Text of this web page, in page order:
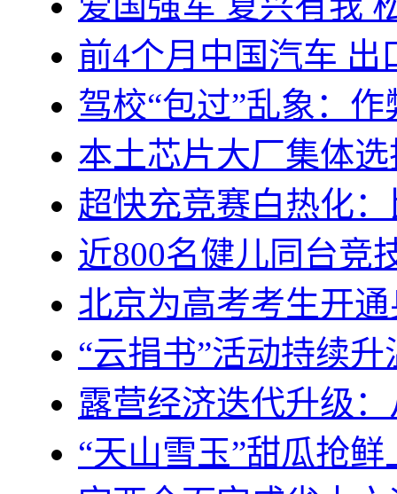
前4个月中国汽车 出
驾校“包过”乱象：
本土芯片大厂集体选
超快充竞赛白热化
近800名健儿同台竞
北京为高考考生开
“云捐书”活动持续
露营经济迭代升级
“天山雪玉”甜瓜抢